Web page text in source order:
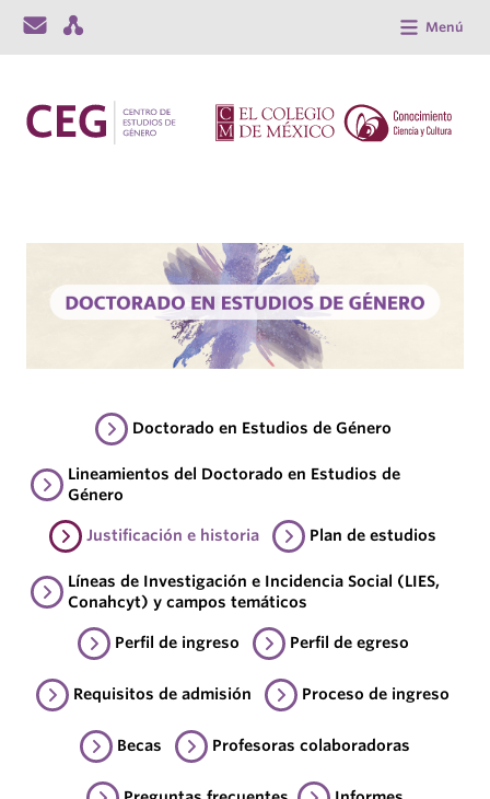
Menú
Doctorado en Estudios de Género
Lineamientos del Doctorado en Estudios de
Género
Justificación e historia Plan de estudios
Líneas de Investigación e Incidencia Social (LIES,
Conahcyt) y campos temáticos
Perfil de ingreso Perfil de egreso
Requisitos de admisión Proceso de ingreso
Becas Profesoras colaboradoras